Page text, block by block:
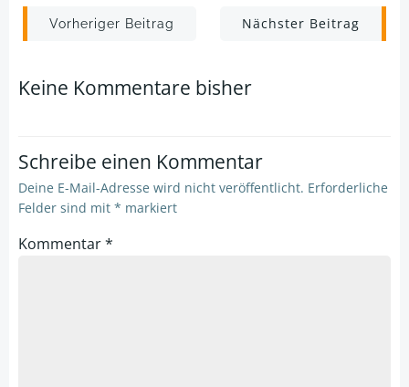
Post
navigation
Vorheriger Beitrag
Post
navigation
Nächster Beitrag
Keine Kommentare bisher
Schreibe einen Kommentar
Deine E-Mail-Adresse wird nicht veröffentlicht. Erforderliche
Felder sind mit * markiert
Kommentar*